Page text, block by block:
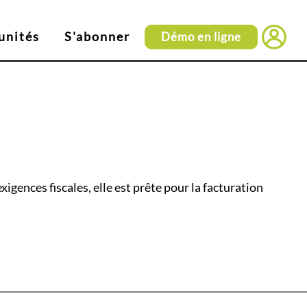
S'abonner Démo en ligne
fiscales, elle est prête pour la facturation